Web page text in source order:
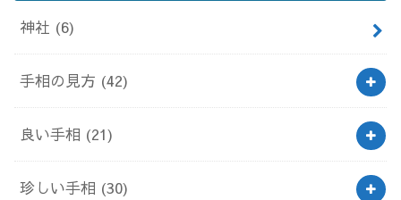
神社 (6)
手相の見方 (42)
良い手相 (21)
珍しい手相 (30)